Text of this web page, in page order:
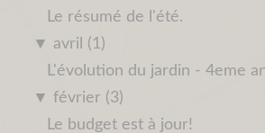
Le résumé de l'été.
▼ avril (1)
L'évolution du jardin - 4eme
▼ février (3)
Le budget est à jour!